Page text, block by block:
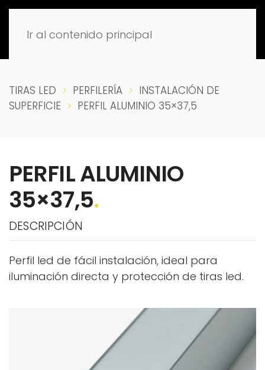
Ir al contenido principal
TIRAS LED PERFILERÍA
INSTALACIÓN DE
SUPERFICIE
PERFIL ALUMINIO 35×37,5
PERFIL ALUMINIO
35×37,5.
DESCRIPCIÓN
Perfil led de fácil instalación, ideal para
iluminación directa y protección de tiras led.